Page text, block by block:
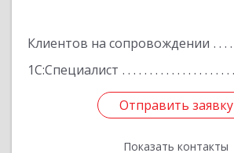
Клиентов на сопровождении
1С:Специалист
Отправить заявку
Показать контакты
Отправить заявку
Назад